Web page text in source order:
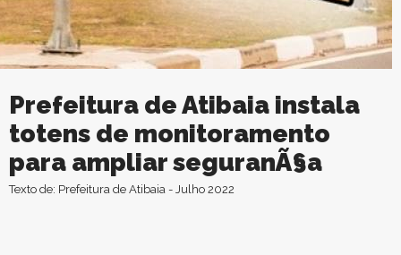
Prefeitura de Atibaia instala
totens de monitoramento
para ampliar seguranÃ§a
Texto de: Prefeitura de Atibaia - Julho 2022